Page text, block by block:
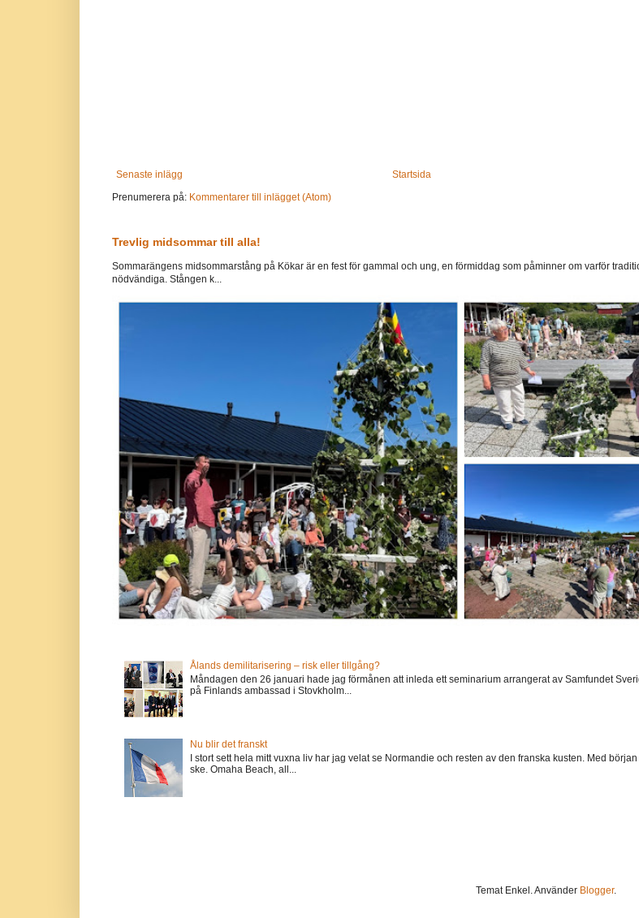
Senaste inlägg
Startsida
Prenumerera på: Kommentarer till inlägget (Atom)
Trevlig midsommar till alla!
Sommarängens midsommarstång på Kökar är en fest för gammal och ung, en förmiddag som påminner om varför
nödvändiga. Stången k...
Ålands demilitarisering – risk eller tillgång?
Måndagen den 26 januari hade jag förmånen att inleda ett seminarium arrangerat av Samfundet
på Finlands ambassad i Stovkholm...
Nu blir det franskt
I stort sett hela mitt vuxna liv har jag velat se Normandie och resten av den franska kusten. Med
ske. Omaha Beach, all...
Temat Enkel. Använder Blogger.